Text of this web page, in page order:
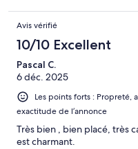
Avis vérifié
10/10 Excellent
Pascal C.
6 déc. 2025
Les points forts :
exactitude de l’annonce
Très bien , bien placé, très
est charmant.